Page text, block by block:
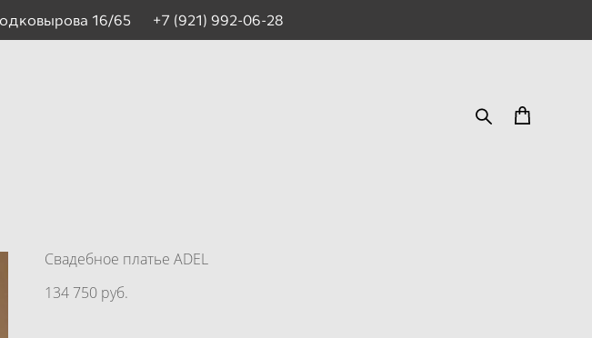
16/65 +7 (921) 992-06-28
Свадебное платье ADEL
134 750 pуб.